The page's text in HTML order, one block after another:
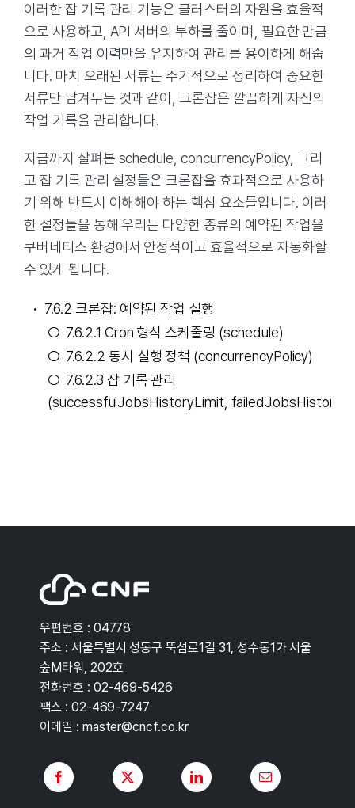
이러한 잡 기록 관리 기능은 클러스터의 자원을 효율적
으로 사용하고, API 서버의 부하를 줄이며, 필요한 만큼
의 과거 작업 이력만을 유지하여 관리를 용이하게 해줍
니다. 마치 오래된 서류는 주기적으로 정리하여 중요한
서류만 남겨두는 것과 같이, 크론잡은 깔끔하게 자신의
작업 기록을 관리합니다.
지금까지 살펴본 schedule, concurrencyPolicy, 그리
고 잡 기록 관리 설정들은 크론잡을 효과적으로 사용하
기 위해 반드시 이해해야 하는 핵심 요소들입니다. 이러
한 설정들을 통해 우리는 다양한 종류의 예약된 작업을
쿠버네티스 환경에서 안정적이고 효율적으로 자동화할
수 있게 됩니다.
7.6.2 크론잡: 예약된 작업 실행
7.6.2.1 Cron 형식 스케줄링 (schedule)
7.6.2.2 동시 실행 정책 (concurrencyPolicy)
7.6.2.3 잡 기록 관리
(successfulJobsHistoryLimit,
우편번호 : 04778
주소 : 서울특별시 성동구 뚝섬로1길 31, 성수동1가 서울
숲M타워, 202호
전화번호 : 02-469-5426
팩스 : 02-469-7247
이메일 : master@cncf.co.kr